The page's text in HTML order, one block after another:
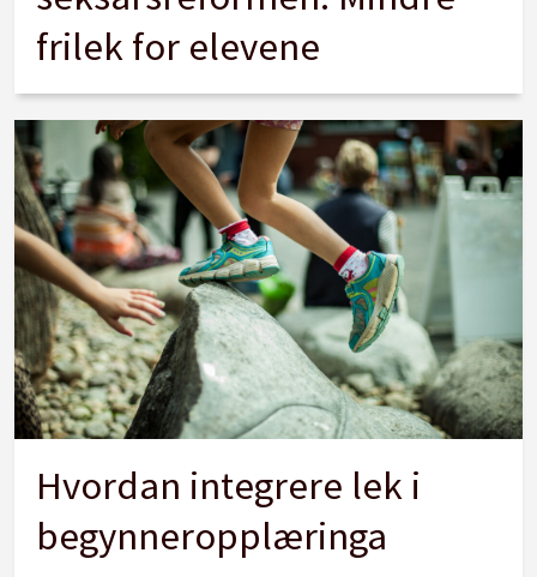
frilek for elevene
Hvordan integrere lek i
begynneropplæringa